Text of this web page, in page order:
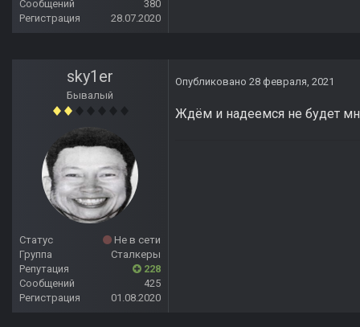
Сообщений
380
Регистрация
28.07.2020
sky1er
Бывалый
Статус
Не в сети
Группа
Сталкеры
Репутация
228
Сообщений
425
Регистрация
01.08.2020
Опубликовано 28 февраля, 2021
Ждём и надеемся не будет